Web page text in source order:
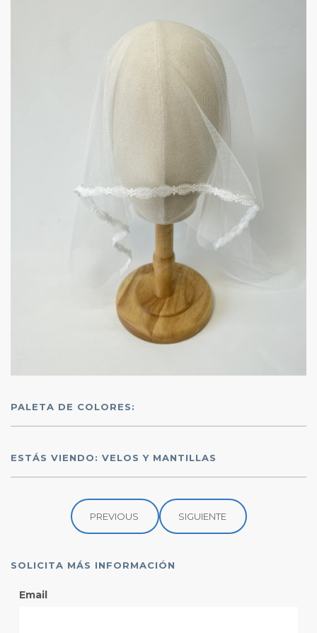
PALETA DE COLORES:
ESTÁS VIENDO: VELOS Y MANTILLAS
PREVIOUS SIGUIENTE
SOLICITA MÁS INFORMACIÓN
Email